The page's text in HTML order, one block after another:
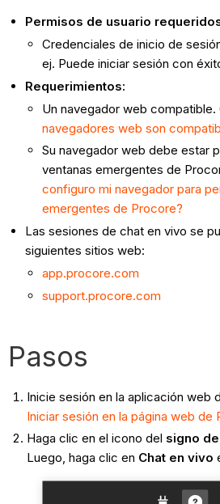
Permisos de usuario
Credenciales de inicio de
ej. Puede iniciar sesión con
Requerimientos:
Un navegador web compatible.
navegadores web son
Su navegador web debe estar
ventanas emergentes de
configuro mi navegador para
emergentes de Procore?
Las sesiones de chat en vivo se
siguientes sitios web:
app.procore.com
support.procore.com
Pasos
Inicie sesión en la aplicación web
Iniciar sesión en la página web de
Haga clic en el icono del signo
Luego, haga clic en Chat en vivo